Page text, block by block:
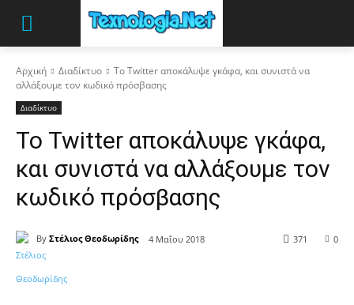
Αρχική Διαδίκτυο
Το Twitter αποκάλυψε γκάφα, και συνιστά να
αλλάξουμε τον κωδικό πρόσβασης
Διαδίκτυο
Το Twitter αποκάλυψε γκάφα,
και συνιστά να αλλάξουμε τον
κωδικό πρόσβασης
By Στέλιος Θεοδωρίδης 4 Μαΐου 2018 0
371